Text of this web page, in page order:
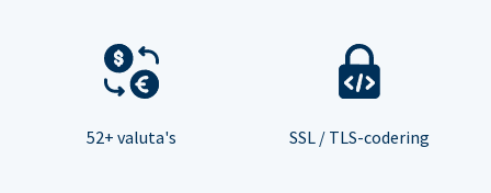
52+ valuta's SSL / TLS-codering